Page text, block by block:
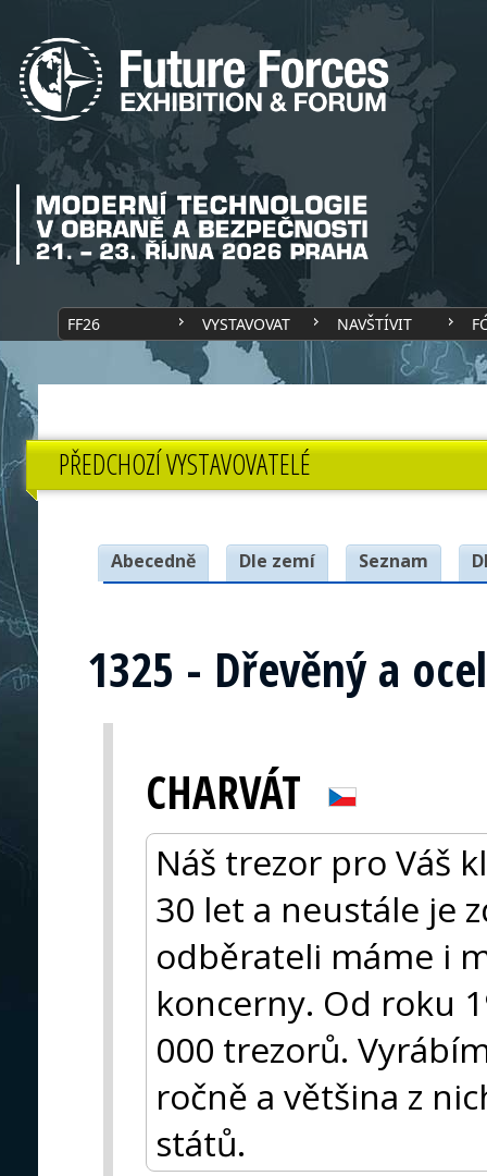
FF26 VYSTAVOVAT NAVŠTÍVIT
PŘEDCHOZÍ VYSTAVOVATELÉ
Abecedně Dle zemí Seznam
1325 - Dřevěný a
CHARVÁT
Náš trezor pro Váš
30 let a neustále je
odběrateli máme i
koncerny. Od roku
000 trezorů.
ročně a většina z
států.